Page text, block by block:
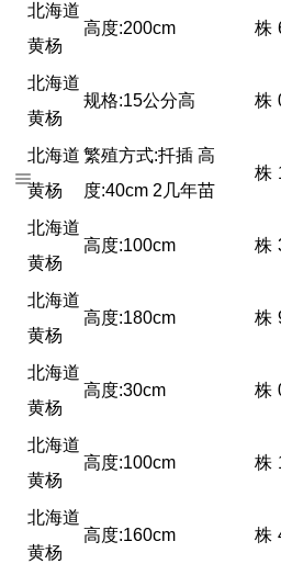
北海道
黄杨
高度:200cm 株
北海道
黄杨
规格:15公分高 株
北海道
黄杨
繁殖方式:扦插 高
度:40cm 2几年苗
株
北海道
黄杨
高度:100cm 株
北海道
黄杨
高度:180cm 株
北海道
黄杨
高度:30cm 株
北海道
黄杨
高度:100cm 株
北海道
黄杨
高度:160cm 株